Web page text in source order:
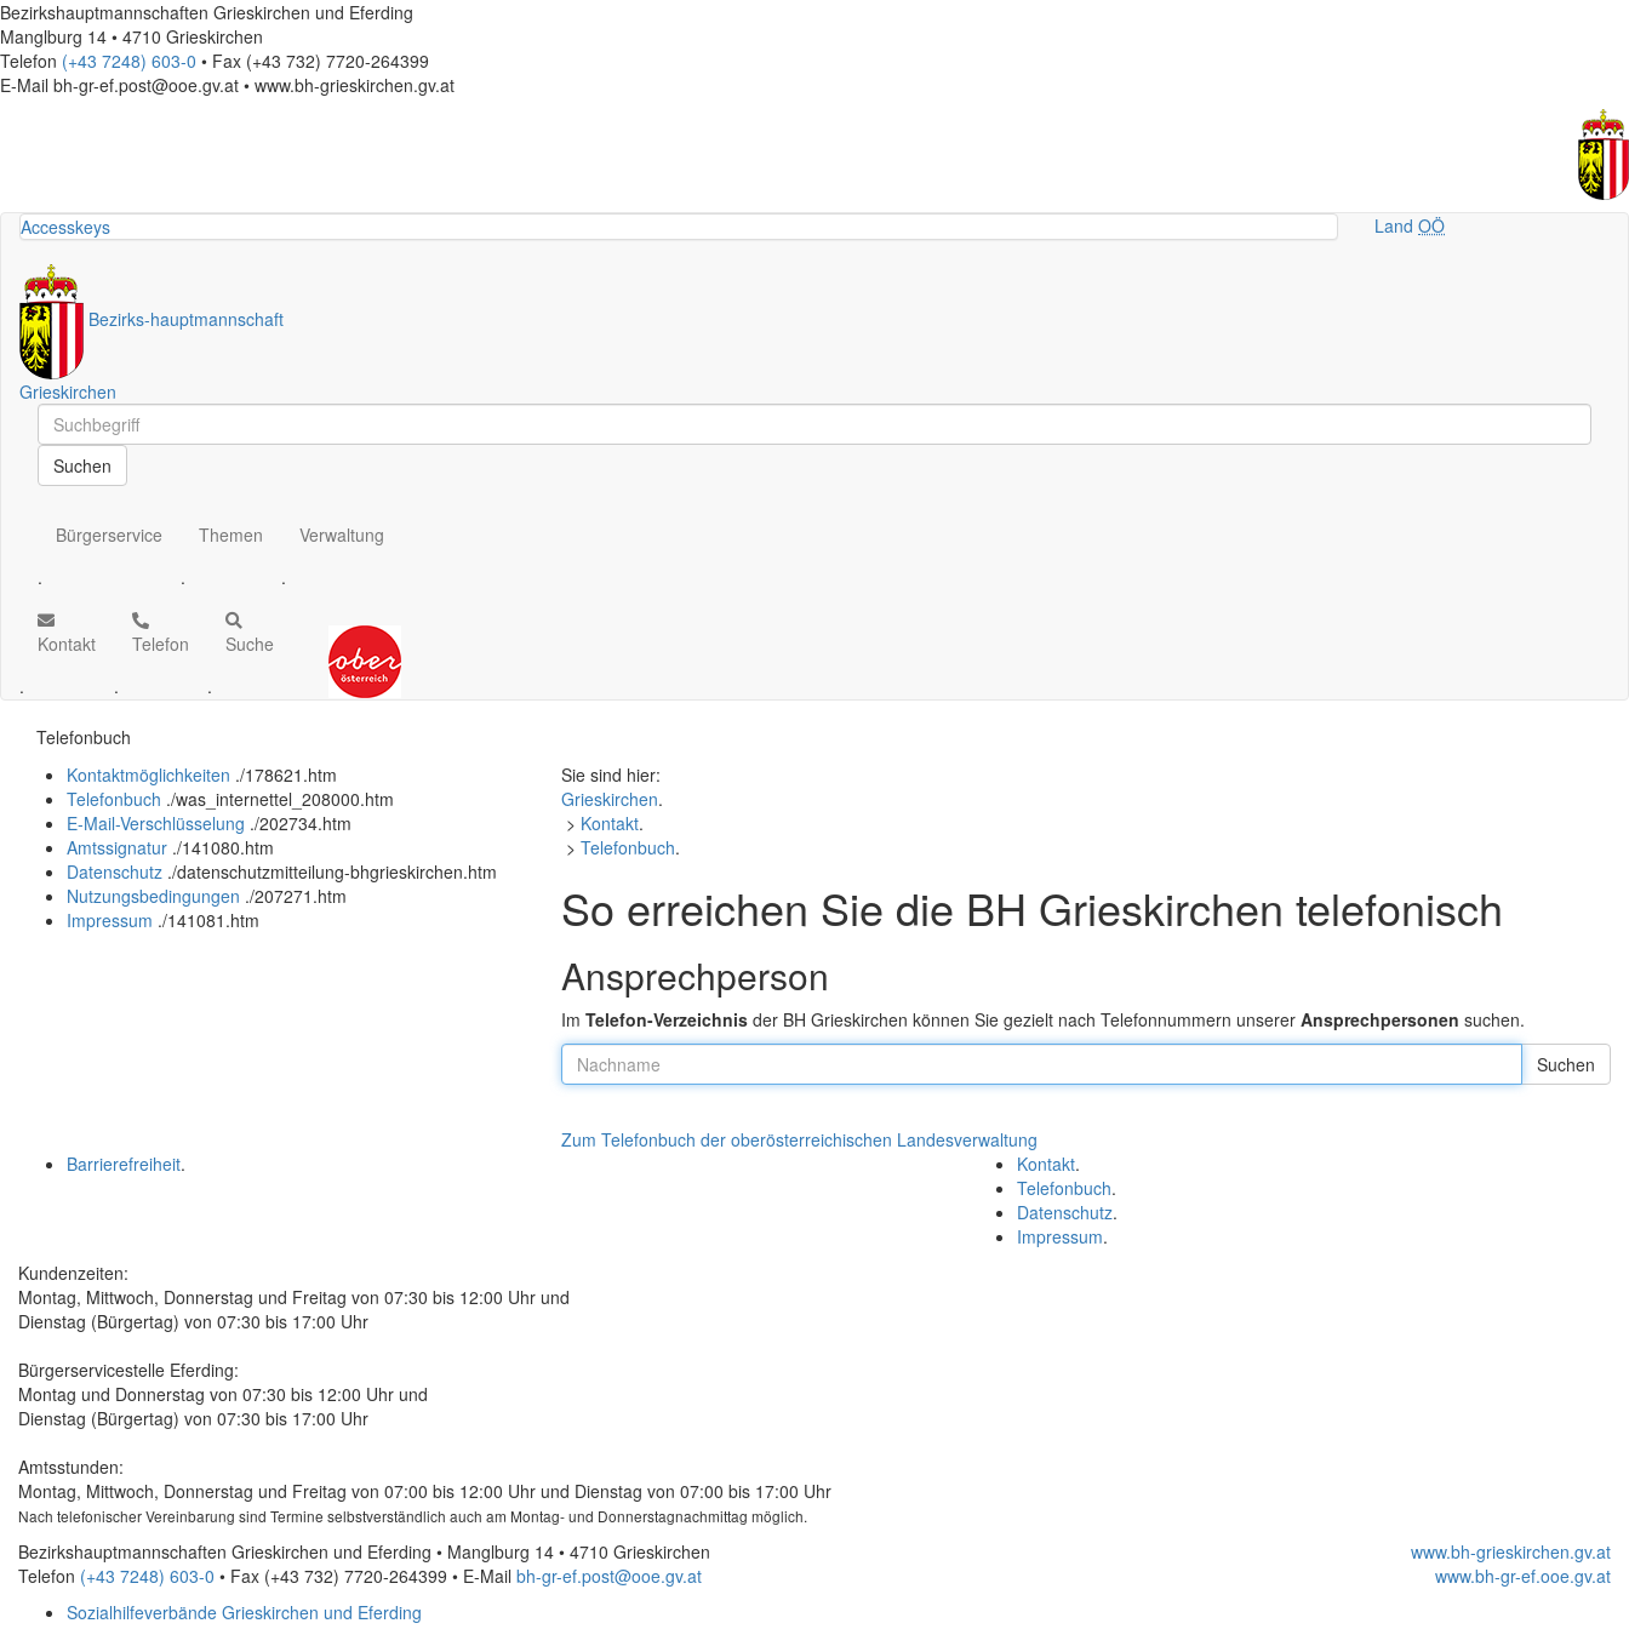
Bezirkshauptmannschaften Grieskirchen und Eferding
Manglburg 14 • 4710 Grieskirchen
Telefon (+43 7248) 603-0 • Fax (+43 732) 7720-264399
E-Mail bh-gr-ef.post@ooe.gv.at • www.bh-grieskirchen.gv.at
Accesskeys LandOÖ
Bezirks-hauptmannschaft
Grieskirchen
Schnellsuche
Schnellsuche
Suchen
Bürgerservice
.
Themen
.
Verwaltung
.
Kontakt
.
Telefon
.
Suche
.
Telefonbuch
Kontaktmöglichkeiten ./178621.htm
Telefonbuch ./was_internettel_208000.htm
E-Mail-Verschlüsselung ./202734.htm
Amtssignatur ./141080.htm
Datenschutz ./datenschutzmitteilung-bhgrieskirchen.htm
Nutzungsbedingungen ./207271.htm
Impressum ./141081.htm
Sie sind hier:
Grieskirchen.
> Kontakt.
> Telefonbuch.
So erreichen Sie die BH Grieskirchen telefonisch
Ansprechperson
Im Telefon-Verzeichnis der BH Grieskirchen können Sie gezielt nach Telefonnummern unserer Ansprechpersonen suchen.
Nachname:
Zum Telefonbuch der oberösterreichischen Landesverwaltung
Kontakt.
Telefonbuch.
Datenschutz.
Impressum.
Barrierefreiheit.
Kundenzeiten:
Montag, Mittwoch, Donnerstag und Freitag von 07:30 bis 12:00 Uhr und
Dienstag (Bürgertag) von 07:30 bis 17:00 Uhr
Bürgerservicestelle Eferding:
Montag und Donnerstag von 07:30 bis 12:00 Uhr und
Dienstag (Bürgertag) von 07:30 bis 17:00 Uhr
Amtsstunden:
Montag, Mittwoch, Donnerstag und Freitag von 07:00 bis 12:00 Uhr und Dienstag von 07:00 bis 17:00 Uhr
Nach telefonischer Vereinbarung sind Termine selbstverständlich auch am Montag- und Donnerstagnachmittag möglich.
Bezirkshauptmannschaften Grieskirchen und Eferding • Manglburg 14 • 4710 Grieskirchen
Telefon (+43 7248) 603-0 • Fax (+43 732) 7720-264399 • E-Mail bh-gr-ef.post@ooe.gv.at
www.bh-grieskirchen.gv.at
www.bh-gr-ef.ooe.gv.at
Sozialhilfeverbände Grieskirchen und Eferding